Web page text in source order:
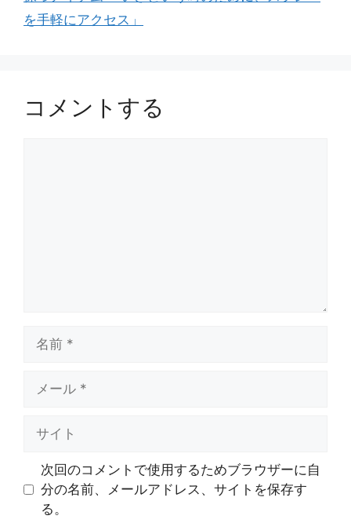
を手軽にアクセス」
コメントする
次回のコメントで使用するためブラウザーに自
分の名前、メールアドレス、サイトを保存す
る。